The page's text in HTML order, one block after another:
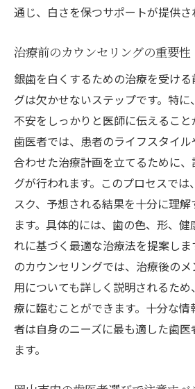
通じ、白さを保つサポートが提供さ
治療前のカウンセリングの重要性
銀歯を白くするための治療を受け
グは欠かせないステップです。特
不安をしっかりと医師に伝えるこ
歯医者では、患者のライフスタイ
合わせた治療計画を立てるために
グが行われます。このプロセスでは
スク、予想される結果を十分に理
ます。具体的には、歯の色、形、
れに基づく最適な治療法を提案し
のカウンセリングでは、治療後の
用についても詳しく説明されるた
療に臨むことができます。十分な情
者は自身のニーズに最も適した歯
ます。